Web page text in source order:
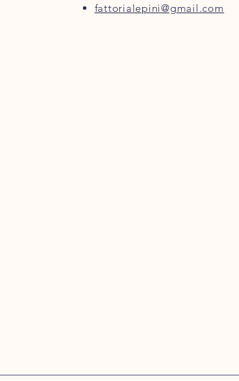
fattorialepini@gmail.com